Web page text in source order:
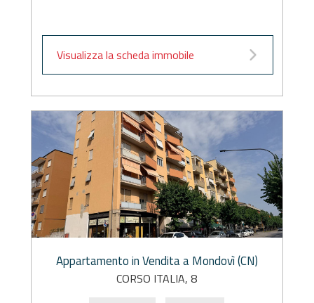
Visualizza la scheda immobile
Appartamento in Vendita a Mondovì (CN)
CORSO ITALIA, 8